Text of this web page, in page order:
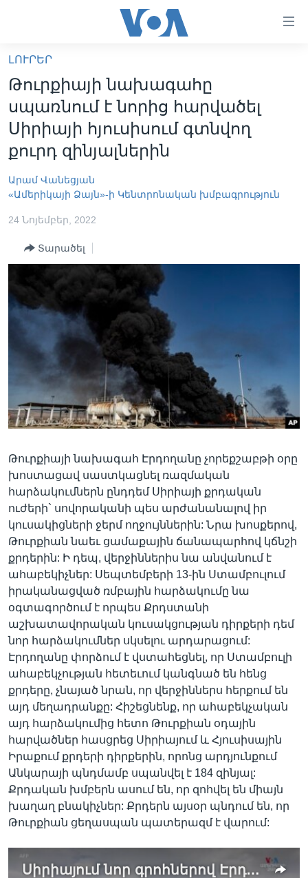
հիմնական
բովանդակությանը
անցնել
հիմնական
բովանդակությանը
հիմնական
ԼՈՒՐԵՐ
ՍՓՅՈՒՌՔ
ՏԵՍԱՆՅՈՒԹԵՐ
ՖԻԼՄԵՐ
IN ENGLISH
ՄԵՐ ՄԱՍԻՆ
ՄԵՐ ՄԱՍԻՆ
«ԱՄԵՐԻԿԱՅԻ ՁԱՅՆ»-Ի ԿԱՆՈՆԱԴՐՈՒԹՅՈՒՆ
ՈՒԿՐԱԻՆԱԿԱՆ ՊԱՏԵՐԱԶՄ
Learning English
ՀԵՏԵՒԵՔ ՄԵԶ
ԼՈՒՐԵՐ
Թուրքիայի նախագահը
սպառնում է նորից հարվածել
Սիրիայի հյուսիսում գտնվող
քուրդ զինյալներին
Արամ Վանեցյան
«Ամերիկայի Ձայն»-ի Կենտրոնական խմբագրություն
24 Նոյեմբեր, 2022
Տարածել
Թուրքիայի նախագահ Էրդողանը չորեքշաբթի օրը
խոստացավ սաստկացնել ռազմական
հարձակումներն ընդդեմ Սիրիայի քրդական
ուժերի` սովորականի պես արժանանալով իր
կուսակիցների ջերմ ողջույններին: Նրա խոսքերով,
Թուրքիան նաեւ ցամաքային ճանապարհով կճնշի
քրդերին: Ի դեպ, վերջիններիս նա անվանում է
ահաբեկիչներ: Սեպտեմբերի 13-ին Ստամբուլում
իրականացված ռմբային հարձակումը նա
օգտագործում է որպես Քրդստանի
աշխատավորական կուսակցության դիրքերի դեմ
նոր հարձակումներ սկսելու արդարացում:
Էրդողանը փորձում է վստահեցնել, որ Ստամբուլի
ահաբեկչության հետեւում կանգնած են հենց
քրդերը, չնայած նրան, որ վերջիններս հերքում են
այդ մեղադրանքը: Հիշեցնենք, որ ահաբեկչական
այդ հարձակումից հետո Թուրքիան օդային
հարվածներ հասցրեց Սիրիայում և Հյուսիսային
Իրաքում քրդերի դիրքերին, որոնց արդյունքում
Անկարայի պնդմամբ սպանվել է 184 զինյալ:
Քրդական խմբերն ասում են, որ զոհվել են միայն
խաղաղ բնակիչներ: Քրդերն այսօր պնդում են, որ
Թուրքիան ցեղասպան պատերազմ է վարում:
Սիրիայում նոր գրոհներով Էրդողանը փորձում է ամրապնդել իր դիրքերն առանց այն էլ արդեն իսկ լարված տարածաշրջանում